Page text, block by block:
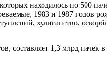
находилось по 500
1983 и 1987 годов
хулиганство,
1,3 млрд пачек